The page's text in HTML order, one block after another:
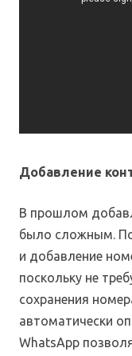
Добавление
В прошлом
было сложным.
и добавление
поскольку не
сохранения
автоматически
WhatsApp